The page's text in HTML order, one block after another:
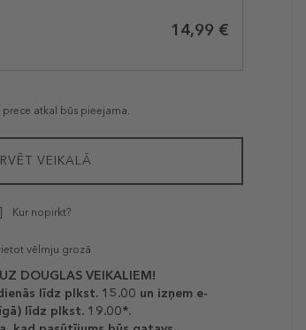
14,99 €
prece atkal būs pieejama.
VEIKALĀ
Kur nopirkt?
vēlmju grozā
DOUGLAS VEIKALIEM!
līdz plkst. 15.00 un izņem e-
līdz plkst. 19.00*.